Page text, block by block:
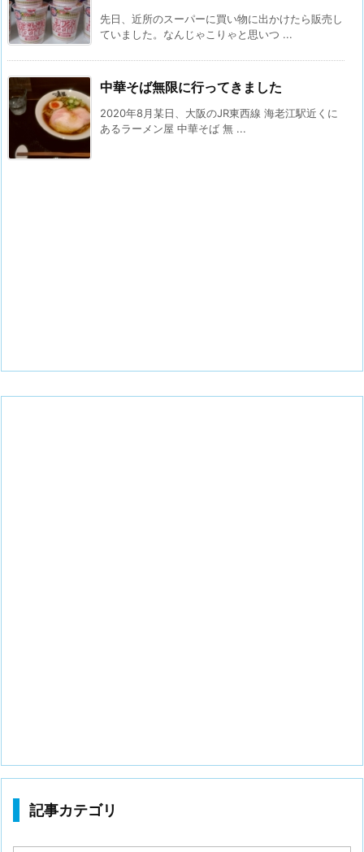
先日、近所のスーパーに買い物に出かけたら販売し
ていました。なんじゃこりゃと思いつ ...
中華そば無限に行ってきました
2020年8月某日、大阪のJR東西線 海老江駅近くに
あるラーメン屋 中華そば 無 ...
記事カテゴリ